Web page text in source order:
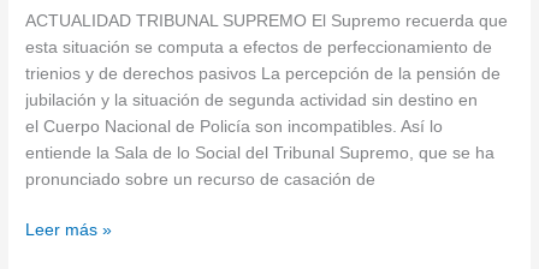
ACTUALIDAD TRIBUNAL SUPREMO El Supremo recuerda que
esta situación se computa a efectos de perfeccionamiento de
trienios y de derechos pasivos La percepción de la pensión de
jubilación y la situación de segunda actividad sin destino en
el Cuerpo Nacional de Policía son incompatibles. Así lo
entiende la Sala de lo Social del Tribunal Supremo, que se ha
pronunciado sobre un recurso de casación de
la
situación
de
segunda
actividad
sin
destino
la
Leer más »